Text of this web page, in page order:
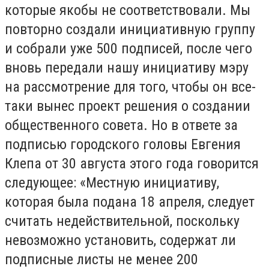
которые якобы не соответствовали. Мы
повторно создали инициативную группу
и собрали уже 500 подписей, после чего
вновь передали нашу инициативу мэру
на рассмотрение для того, чтобы он все-
таки вынес проект решения о создании
общественного совета. Но в ответе за
подписью городского головы Евгения
Клепа от 30 августа этого года говорится
следующее: «Местную инициативу,
которая была подана 18 апреля, следует
считать недействительной, поскольку
невозможно установить, содержат ли
подписные листы не менее 200